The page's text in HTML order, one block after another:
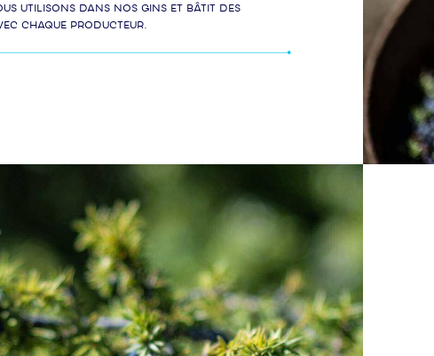
utilisons dans nos gins et bâtit des
chaque producteur.